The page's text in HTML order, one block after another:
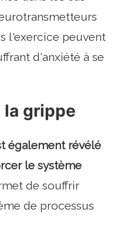
l'exercice peuvent
d'anxiété à se
la grippe
également révélé
le système
de souffrir
de processus